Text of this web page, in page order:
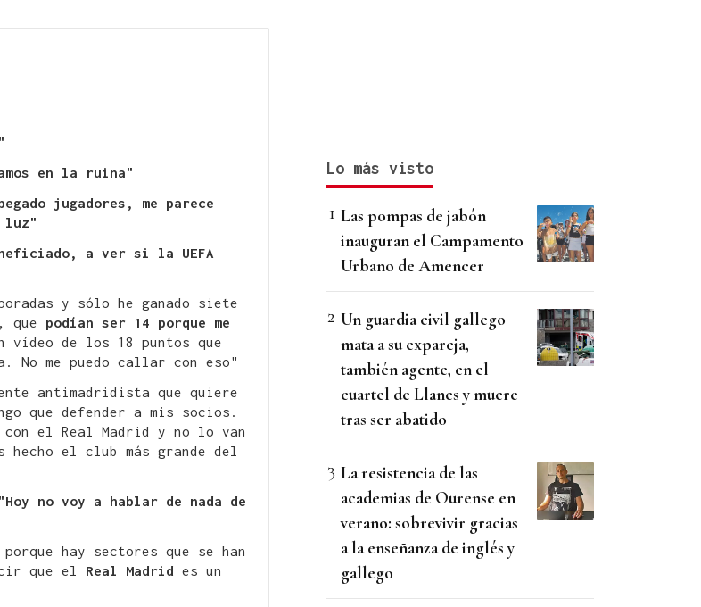
en la ruina"
jugadores, me parece
luz"
a ver si la UEFA
y sólo he ganado siete
que podían ser 14 porque me
vídeo de los 18 puntos que
No me puedo callar con eso"
antimadridista que quiere
que defender a mis socios.
con el Real Madrid y no lo van
hecho el club más grande del
no voy a hablar de nada de
hay sectores que se han
que el
Real Madrid es un
Lo más visto
Las pompas de jabón
inauguran el Campamento
Urbano de Amencer
Un guardia civil gallego
mata a su expareja,
también agente, en el
cuartel de Llanes y muere
tras ser abatido
La resistencia de las
academias de Ourense en
verano: sobrevivir gracias
a la enseñanza de inglés y
gallego